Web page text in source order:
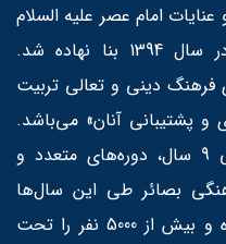
امام عصر علیه السلام
و بر پایه اصول بنیادین تشیع در سال 1394 بنا نهاده شد.
فرهنگ دینی و تعالی تربیت
و پشتیبانی آنان» می‌باشد.
این کانون توفیق داشته است طی 9 سال، دوره‌های متعدد و
بصائر طی این سال‌ها
حدود 400 دوره آموزشی برگزار کرده و بیش از 5000 نفر را تحت